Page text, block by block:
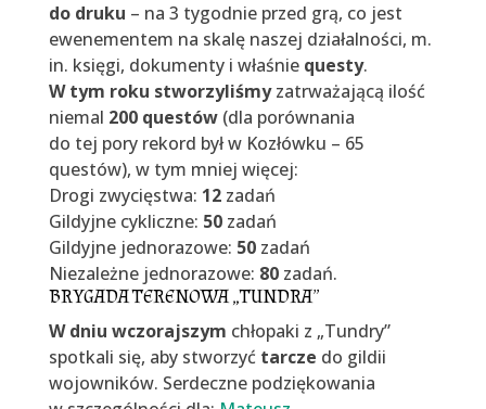
do druku – na 3 tygodnie przed grą, co jest
ewenementem na skalę naszej działalności, m.
in. księgi, dokumenty i właśnie questy.
W tym roku stworzyliśmyzatrważającą ilość
niemal 200 questów (dla porównania
do tej pory rekord był w Kozłówku – 65
questów), w tym mniej więcej:
Drogi zwycięstwa: 12zadań
Gildyjne cykliczne: 50 zadań
Gildyjne jednorazowe: 50 zadań
Niezależne jednorazowe: 80 zadań.
BRYGADA TERENOWA „TUNDRA”
W dniu wczorajszym chłopaki z „Tundry”
spotkali się, aby stworzyć tarcze do gildii
wojowników. Serdeczne podziękowania